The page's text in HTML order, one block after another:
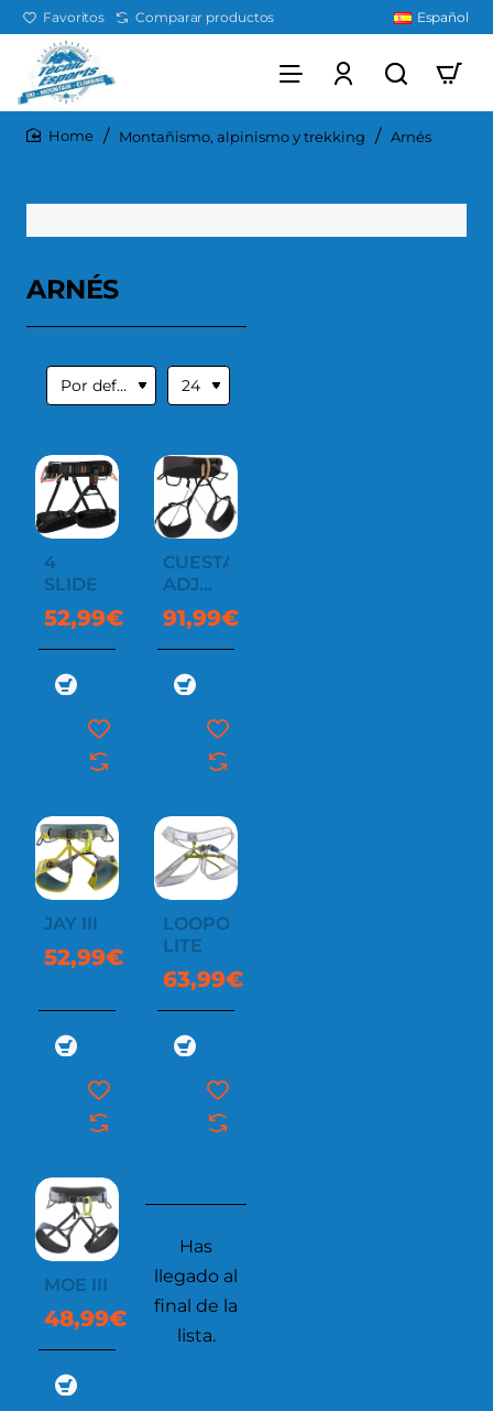
Favoritos Comparar productos Español
Montañismo, alpinismo y trekking Arnés
ARNÉS
4
SLIDE
52,99€
CUESTA
ADJ
HARNESS
91,99€
JAY III
52,99€
LOOPO
LITE
63,99€
MOE III
48,99€
Has
llegado al
final de la
lista.